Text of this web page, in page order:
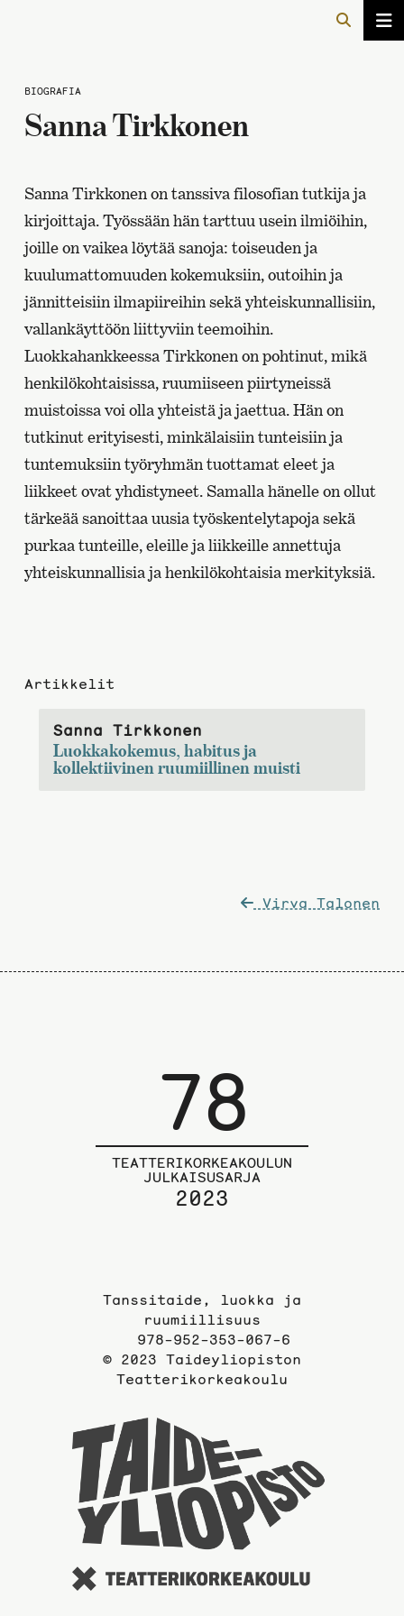
BIOGRAFIA
Sanna Tirkkonen
Sanna Tirkkonen on tanssiva filosofian tutkija ja
kirjoittaja. Työssään hän tarttuu usein ilmiöihin,
joille on vaikea löytää sanoja: toiseuden ja
kuulumattomuuden kokemuksiin, outoihin ja
jännitteisiin ilmapiireihin sekä yhteiskunnallisiin,
vallankäyttöön liittyviin teemoihin.
Luokkahankkeessa Tirkkonen on pohtinut, mikä
henkilökohtaisissa, ruumiiseen piirtyneissä
muistoissa voi olla yhteistä ja jaettua. Hän on
tutkinut erityisesti, minkälaisiin tunteisiin ja
tuntemuksiin työryhmän tuottamat eleet ja
liikkeet ovat yhdistyneet. Samalla hänelle on ollut
tärkeää sanoittaa uusia työskentelytapoja sekä
purkaa tunteille, eleille ja liikkeille annettuja
yhteiskunnallisia ja henkilökohtaisia merkityksiä.
Artikkelit
Sanna Tirkkonen
Luokkakokemus, habitus ja
kollektiivinen ruumiillinen muisti
Virva Talonen
78
TEATTERIKORKEAKOULUN
JULKAISUSARJA
2023
Tanssitaide, luokka ja
ruumiillisuus
978-952-353-067-6
© 2023 Taideyliopiston
Teatterikorkeakoulu